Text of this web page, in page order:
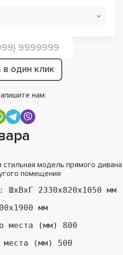
в один клик
нам:
стильная модель прямого
помещения
ШхВхГ 2330х820х1050 мм
мм
места (мм) 800
места (мм) 500